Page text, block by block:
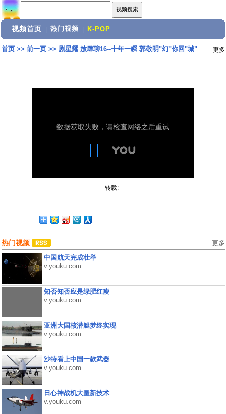
视频首页 热门视频 K-POP
首页>> 前一页>> 剧星耀 放肆聊16--十年一瞬 郭敬明"幻"你回"城" 更多
转载:
热门视频 更多
中国航天完成壮举
v.youku.com
知否知否应是绿肥红瘦
v.youku.com
亚洲大国核潜艇梦终实现
v.youku.com
沙特看上中国一款武器
v.youku.com
日心神战机大量新技术
v.youku.com